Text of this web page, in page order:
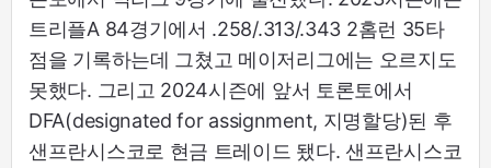
트리플A 84경기에서 .258/.313/.343 2홈런 35타
점을 기록하는데 그쳤고 메이저리그에는 오르지도
못했다. 그리고 2024시즌에 앞서 토론토에서
DFA(designated for assignment, 지명할당)된 후
샌프란시스코로 현금 트레이드 됐다. 샌프란시스코